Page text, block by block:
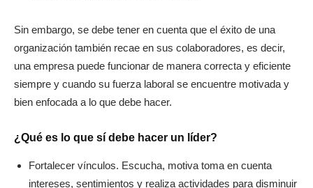
Sin embargo, se debe tener en cuenta que el éxito de una
organización también recae en sus colaboradores, es decir,
una empresa puede funcionar de manera correcta y eficiente
siempre y cuando su fuerza laboral se encuentre motivada y
bien enfocada a lo que debe hacer.
¿Qué es lo que sí debe hacer un líder?
Fortalecer vínculos. Escucha, motiva toma en cuenta
intereses, sentimientos y realiza actividades para disminuir